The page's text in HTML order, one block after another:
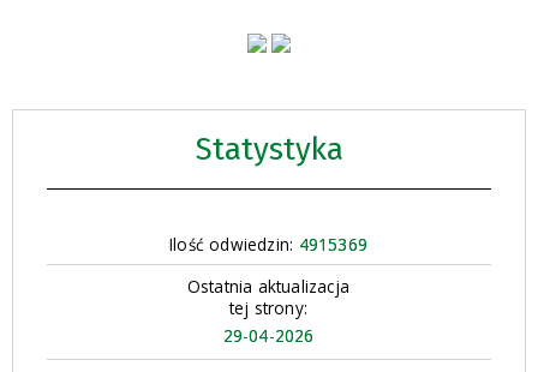
Statystyka
Ilość odwiedzin: 4915369
Ostatnia aktualizacja
tej strony:
29-04-2026